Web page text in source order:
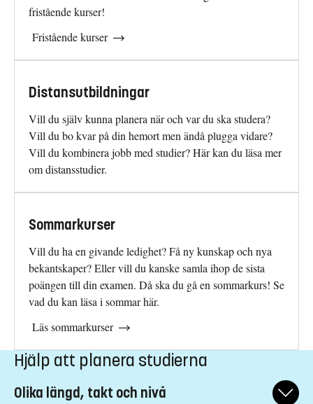
fristående kurser!
Fristående kurser
Distansutbildningar
Vill du själv kunna planera när och var du ska studera?
Vill du bo kvar på din hemort men ändå plugga vidare?
Vill du kombinera jobb med studier? Här kan du läsa mer
om distansstudier.
Sommarkurser
Vill du ha en givande ledighet? Få ny kunskap och nya
bekantskaper? Eller vill du kanske samla ihop de sista
poängen till din examen. Då ska du gå en sommarkurs! Se
vad du kan läsa i sommar här.
Läs sommarkurser
Hjälp att planera studierna
Olika längd, takt och nivå